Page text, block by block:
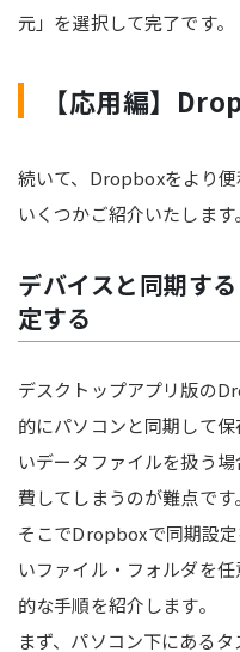
元」を選択して完了です。
【応用編】
続いて、Dropboxをより
いくつかご紹介いたします。
デバイスと同期す
定する
デスクトップアプリ版の
的にパソコンと同期して
いデータファイルを扱う
費してしまうのが難点です。
そこでDropboxで同期設
いファイル・フォルダを
的な手順を紹介します。
まず、パソコン下にある